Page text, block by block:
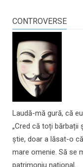
CONTROVERSE
Laudă-mă gură, că
„Cred că toți bărbații
știe, doar a lăsat-o
mare omenie. Să se
patrimoniu național.